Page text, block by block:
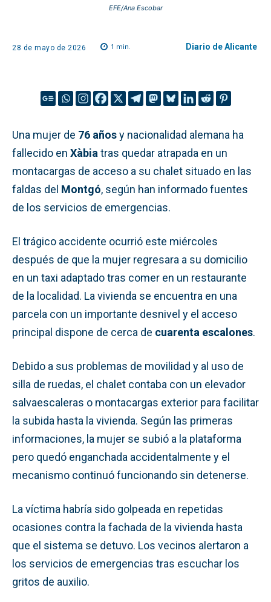
EFE/Ana Escobar
28 de mayo de 2026 1 min. Diario de Alicante
Una mujer de 76 añosy nacionalidad alemana ha
fallecido en Xàbia tras quedar atrapada en un
montacargas de acceso a su chalet situado en las
faldas del Montgó, según han informado fuentes
de los servicios de emergencias.
El trágico accidente ocurrió este miércoles
después de que la mujer regresara a su domicilio
en un taxi adaptado tras comer en un restaurante
de la localidad. La vivienda se encuentra en una
parcela con un importante desnivel y el acceso
principal dispone de cerca de cuarenta escalones.
Debido a sus problemas de movilidad y al uso de
silla de ruedas, el chalet contaba con un elevador
salvaescaleras o montacargas exterior para facilitar
la subida hasta la vivienda. Según las primeras
informaciones, la mujer se subió a la plataforma
pero quedó enganchada accidentalmente y el
mecanismo continuó funcionando sin detenerse.
La víctima habría sido golpeada en repetidas
ocasiones contra la fachada de la vivienda hasta
que el sistema se detuvo. Los vecinos alertaron a
los servicios de emergencias tras escuchar los
gritos de auxilio.